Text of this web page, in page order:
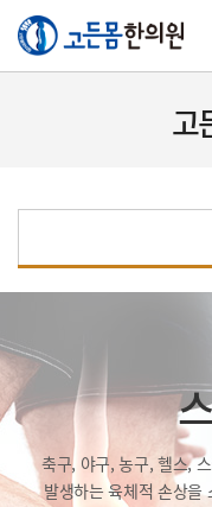
고
축구, 야구, 농구, 헬스,
발생하는 육체적 손상을